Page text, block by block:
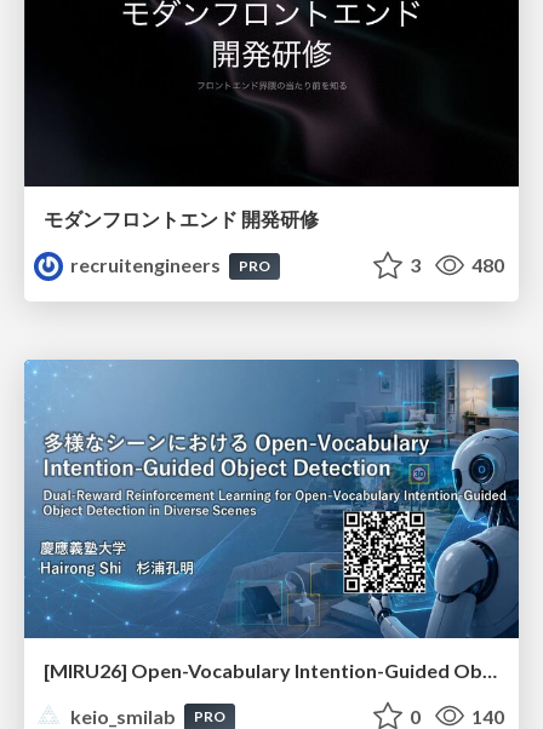
モダンフロントエンド 開発研修
recruitengineers
PRO 3 480
keio_smilab
PRO 0 140